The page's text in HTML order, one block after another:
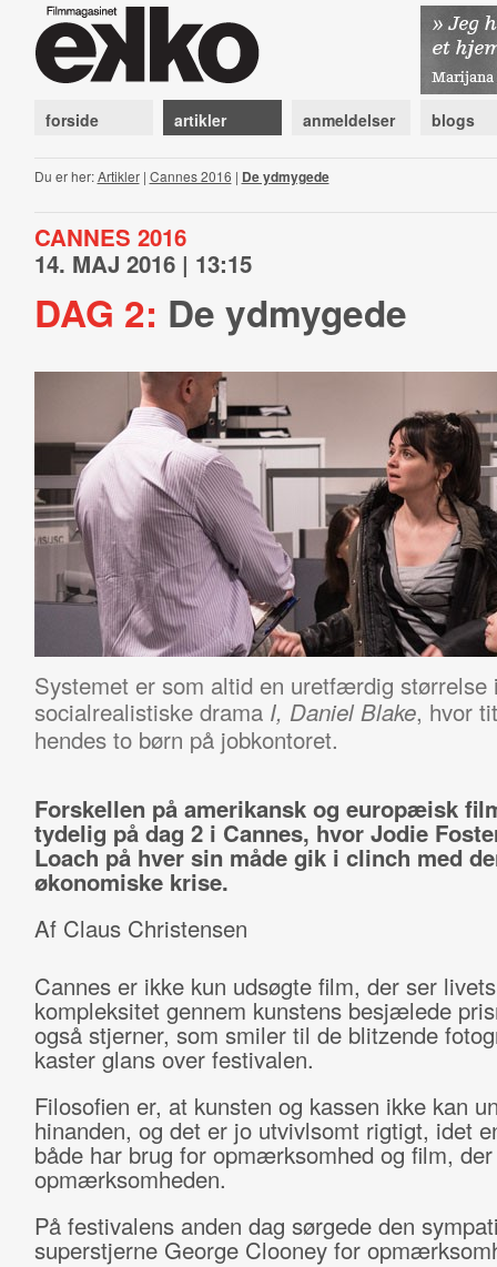
forside artikler anmeldelser blogs
Du er her:Artikler| Cannes 2016 | De ydmygede
CANNES 2016
14. MAJ 2016 | 13:15
DAG 2: De ydmygede
Systemet er som altid en uretfærdig størrelse
socialrealistiske drama I, Daniel Blake, hvor
hendes to børn på jobkontoret.
Forskellen på amerikansk og europæisk
tydelig på dag 2 i Cannes, hvor Jodie
Loach på hver sin måde gik i clinch med
økonomiske krise.
Af Claus Christensen
Cannes er ikke kun udsøgte film, der ser livets
kompleksitet gennem kunstens besjælede
også stjerner, som smiler til de blitzende
kaster glans over festivalen.
Filosofien er, at kunsten og kassen ikke kan
hinanden, og det er jo utvivlsomt rigtigt, idet
både har brug for opmærksomhed og film,
opmærksomheden.
På festivalens anden dag sørgede den
superstjerne George Clooney for